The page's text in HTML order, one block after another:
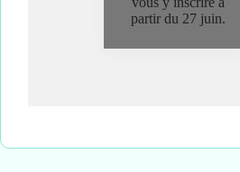
partir du 27 juin.